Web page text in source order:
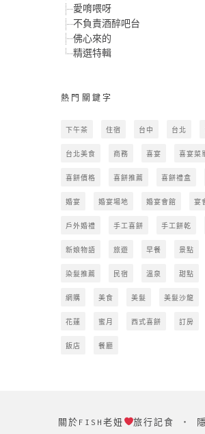
愛唷喂呀
不負責酒醉吧台
佛心來的
精選特輯
熱門關鍵字
下午茶 住宿 台中 台北
台北美食 商務 喜宴 喜宴菜
喜餅價格 喜餅推薦 喜餅禮盒
婚宴 婚宴場地 婚宴會館 宴
戶外婚禮 手工喜餅 手工餅乾
新娘物語 旅遊 早餐 景點
染髮推薦 民宿 溫泉 甜點
網購 美食 美髮 美髮沙龍
花蓮 蜜月 西式喜餅 訂房
飯店 餐廳
關於FISH老妞 旅行記食 ‧